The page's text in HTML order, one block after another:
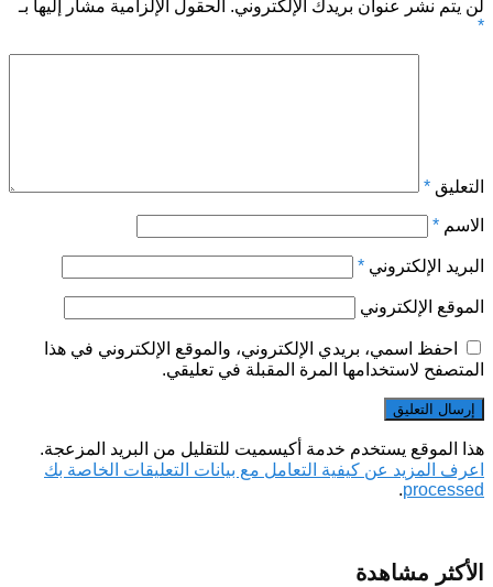
لن يتم نشر عنوان بريدك الإلكتروني. الحقول الإلزامية مشار إليها بـ
*
التعليق *
الاسم *
البريد الإلكتروني *
الموقع الإلكتروني
احفظ اسمي، بريدي الإلكتروني، والموقع الإلكتروني في هذا
المتصفح لاستخدامها المرة المقبلة في تعليقي.
هذا الموقع يستخدم خدمة أكيسميت للتقليل من البريد المزعجة.
اعرف المزيد عن كيفية التعامل مع بيانات التعليقات الخاصة بك
processed
.
الأكثر مشاهدة